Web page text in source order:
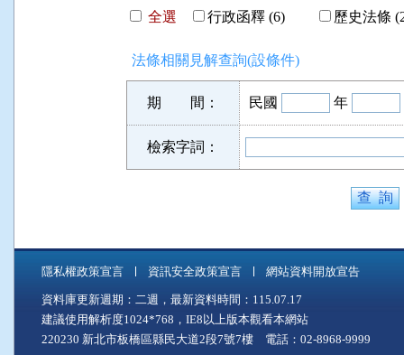
全選 行政函釋 (6) 歷史法條
法條相關見解查詢(設條件)
期 間： 民國 年
檢索字詞：
隱私權政策宣言 資訊安全政策宣言 網站資料開放宣告
資料庫更新週期：二週，最新資料時間：115.07.17
建議使用解析度1024*768，IE8以上版本觀看本網站
220230 新北市板橋區縣民大道2段7號7樓 電話：02-8968-9999